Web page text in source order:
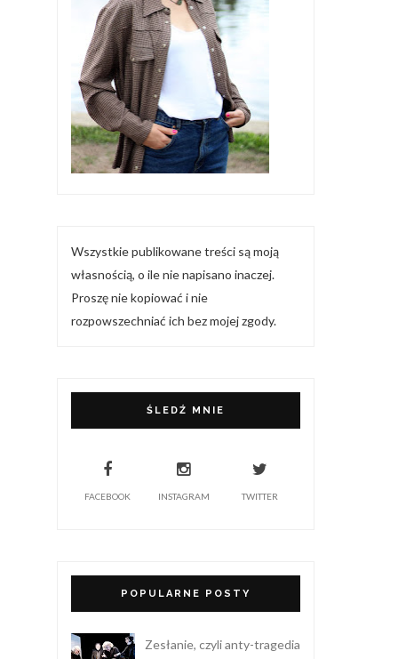
Wszystkie publikowane treści są moją
własnością, o ile nie napisano inaczej.
Proszę nie kopiować i nie
rozpowszechniać ich bez mojej zgody.
ŚLEDŹ MNIE
FACEBOOK INSTAGRAM TWITTER
POPULARNE POSTY
Zesłanie, czyli anty-tragedia